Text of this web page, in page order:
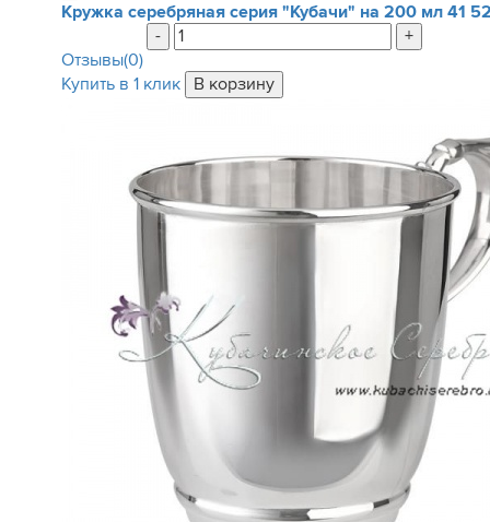
Кружка серебряная серия "Кубачи" на 200 мл 41
-
+
Отзывы(0)
Купить в 1 клик